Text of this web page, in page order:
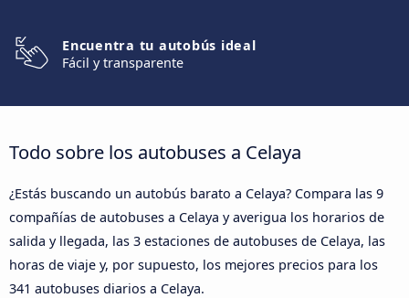
Encuentra tu autobús ideal
Fácil y transparente
Todo sobre los autobuses a Celaya
¿Estás buscando un autobús barato a Celaya? Compara las 9
compañías de autobuses a Celaya y averigua los horarios de
salida y llegada, las 3 estaciones de autobuses de Celaya, las
horas de viaje y, por supuesto, los mejores precios para los
341 autobuses diarios a Celaya.